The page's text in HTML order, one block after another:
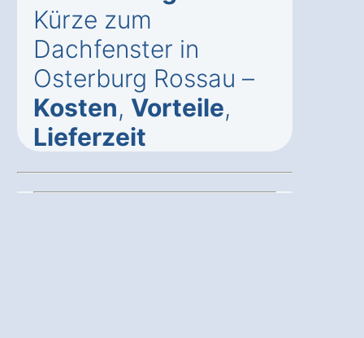
Kürze zum
Dachfenster in
Osterburg Rossau –
Kosten, Vorteile,
Lieferzeit